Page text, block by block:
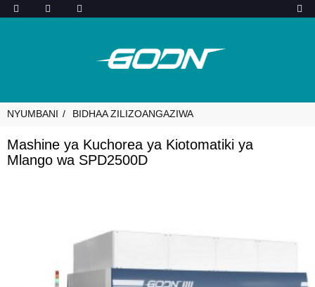
NYUMBANI BIDHAA ZILIZOANGAZIWA
Mashine ya Kuchorea ya Kiotomatiki ya
Mlango wa SPD2500D